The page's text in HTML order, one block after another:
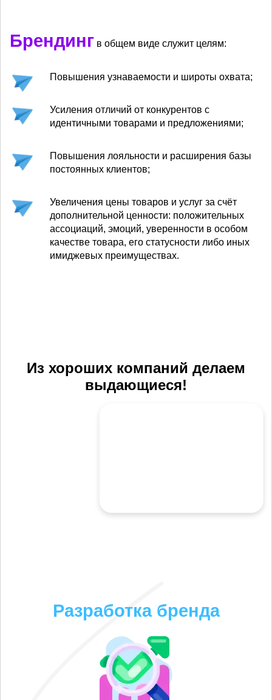
Брендинг в общем виде служит целям:
Повышения узнаваемости и широты охвата;
Усиления отличий от конкурентов с
идентичными товарами и предложениями;
Повышения лояльности и расширения базы
постоянных клиентов;
Увеличения цены товаров и услуг за счёт
дополнительной ценности: положительных
ассоциаций, эмоций, уверенности в особом
качестве товара, его статусности либо иных
имиджевых преимуществах.
Из хороших компаний делаем
выдающиеся!
Разработка бренда